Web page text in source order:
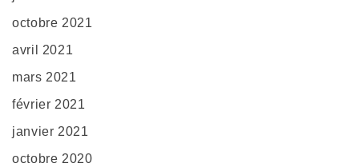
octobre 2021
avril 2021
mars 2021
février 2021
janvier 2021
octobre 2020